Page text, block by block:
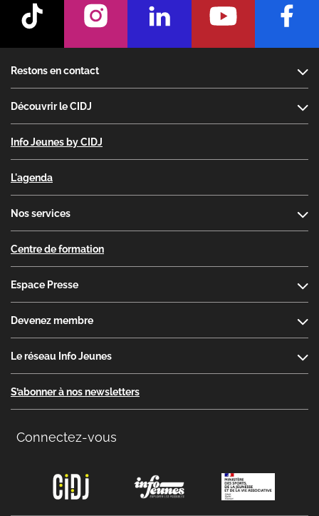
Restons en contact
Découvrir le CIDJ
Info Jeunes by CIDJ
L'agenda
Nos services
Centre de formation
Espace Presse
Devenez membre
Le réseau Info Jeunes
S’abonner à nos newsletters
Connectez-vous